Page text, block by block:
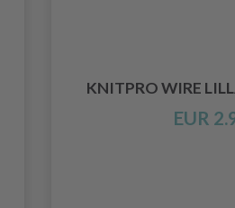
KNITPRO WIRE
EUR